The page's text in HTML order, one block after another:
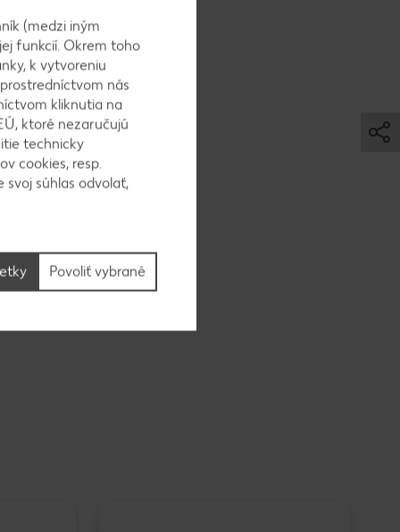
pritom
(medzi iným
funkcií. Okrem toho
k vytvoreniu
nás
kliknutia na
ktoré nezaručujú
technicky
cookies, resp.
svoj súhlas odvolať,
Povoliť vybrané